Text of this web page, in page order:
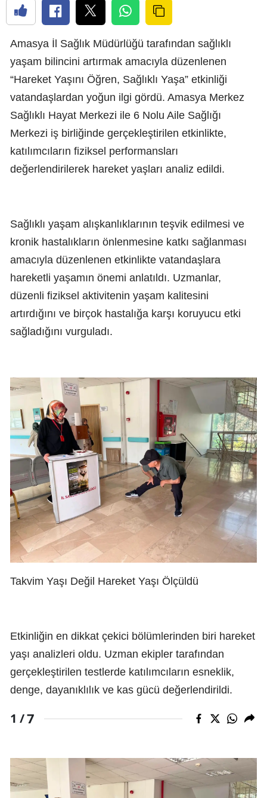
Amasya İl Sağlık Müdürlüğü tarafından sağlıklı
yaşam bilincini artırmak amacıyla düzenlenen
“Hareket Yaşını Öğren, Sağlıklı Yaşa” etkinliği
vatandaşlardan yoğun ilgi gördü. Amasya Merkez
Sağlıklı Hayat Merkezi ile 6 Nolu Aile Sağlığı
Merkezi iş birliğinde gerçekleştirilen etkinlikte,
katılımcıların fiziksel performansları
değerlendirilerek hareket yaşları analiz edildi.
Sağlıklı yaşam alışkanlıklarının teşvik edilmesi ve
kronik hastalıkların önlenmesine katkı sağlanması
amacıyla düzenlenen etkinlikte vatandaşlara
hareketli yaşamın önemi anlatıldı. Uzmanlar,
düzenli fiziksel aktivitenin yaşam kalitesini
artırdığını ve birçok hastalığa karşı koruyucu etki
sağladığını vurguladı.
Takvim Yaşı Değil Hareket Yaşı Ölçüldü
Etkinliğin en dikkat çekici bölümlerinden biri hareket
yaşı analizleri oldu. Uzman ekipler tarafından
gerçekleştirilen testlerde katılımcıların esneklik,
denge, dayanıklılık ve kas gücü değerlendirildi.
1 /7